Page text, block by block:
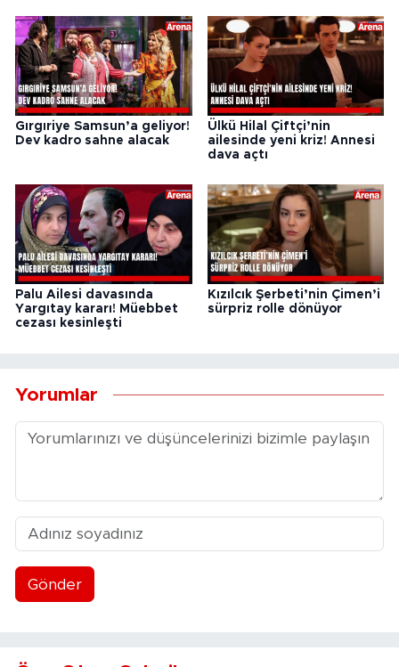
Gırgıriye Samsun’a geliyor!
Dev kadro sahne alacak
Ülkü Hilal Çiftçi’nin
ailesinde yeni kriz! Annesi
dava açtı
Palu Ailesi davasında
Yargıtay kararı! Müebbet
cezası kesinleşti
Kızılcık Şerbeti’nin Çimen’i
sürpriz rolle dönüyor
Yorumlar
Gönder